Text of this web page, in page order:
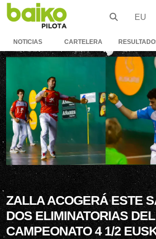
EU
NOTICIAS CARTELERA
ZALLA ACOGERÁ ESTE
DOS ELIMINATORIAS DEL
CAMPEONATO 4 1/2